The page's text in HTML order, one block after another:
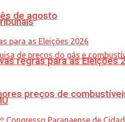
de agosto
preços de
regras para as Eleições